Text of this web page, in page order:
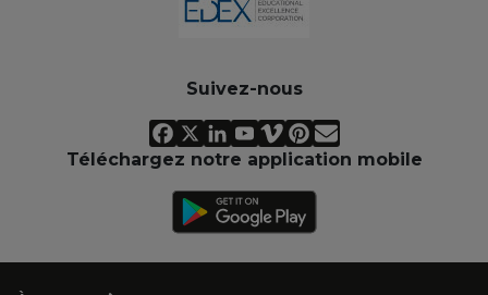
Suivez-nous
Téléchargez notre application mobile